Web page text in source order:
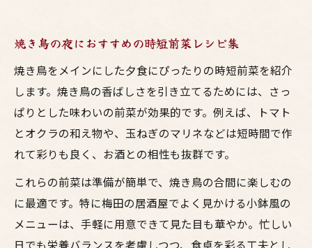
焼き鳥の夜におすすめの時短前菜レシピ集
焼き鳥をメインにした夕食にぴったりの時短前菜を紹介
します。焼き鳥の香ばしさを引き立てるためには、さっ
ぱりとした味わいの前菜が効果的です。例えば、トマト
とオクラの和え物や、玉ねぎのマリネなどは短時間で作
れて彩りも良く、お酒との相性も抜群です。
これらの前菜は準備が簡単で、焼き鳥の合間に楽しむの
に最適です。特に梅田の居酒屋でよく見かける小鉢風の
メニューは、手軽に用意できて見た目も華やか。忙しい
日でも栄養バランスを考慮しつつ、食卓を彩る工夫とし